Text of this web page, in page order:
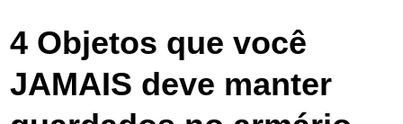
4 Objetos que você
JAMAIS deve manter